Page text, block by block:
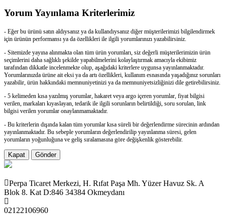
Yorum Yayınlama Kriterlerimiz
- Eğer bu ürünü satın aldıysanız ya da kullandıysanız diğer müşterilerimizi bilgilendirmek
için ürünün performansı ya da özellikleri ile ilgili yorumlarınızı yazabilirsiniz.
- Sitemizde yayına alınmakta olan tüm ürün yorumları, siz değerli müşterilerimizin ürün
seçimlerini daha sağlıklı şekilde yapabilmelerini kolaylaştırmak amacıyla ekibimiz
tarafından dikkatle incelenmekte olup, aşağıdaki kriterlere uygunsa yayınlanmaktadır.
Yorumlarınızda ürüne ait eksi ya da artı özellikleri, kullanım esnasında yaşadığınız sorunları
yazabilir, ürün hakkındaki memnuniyetinizi ya da memnuniyetsizliğinizi dile getirebilirsiniz.
- 5 kelimeden kısa yazılmış yorumlar, hakaret veya argo içeren yorumlar, fiyat bilgisi
verilen, markaları kıyaslayan, tedarik ile ilgili sorunların belirtildiği, soru sorulan, link
bilgisi verilen yorumlar onaylanmamaktadır.
- Bu kriterlerin dışında kalan tüm yorumlar kısa süreli bir değerlendirme sürecinin ardından
yayınlanmaktadır. Bu sebeple yorumların değerlendirilip yayınlanma süresi, gelen
yorumların yoğunluğuna ve geliş sıralamasına göre değişkenlik gösterebilir.
Kapat Gönder
Perpa Ticaret Merkezi, H. Rıfat Paşa Mh. Yüzer Havuz Sk. A
Blok 8. Kat D:846 34384 Okmeydanı
02122106960